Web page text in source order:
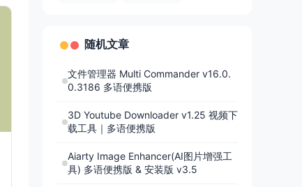
随机文章
文件管理器 Multi Commander v16.0.
0.3186 多语便携版
3D Youtube Downloader v1.25 视频下
载工具｜多语便携版
Aiarty Image Enhancer(AI图片增强工
具) 多语便携版 & 安装版 v3.5